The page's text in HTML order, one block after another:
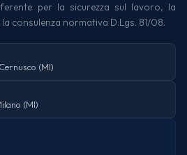
per la sicurezza sul lavoro, la
consulenza normativa D.Lgs. 81/08.
(MI)
(MI)